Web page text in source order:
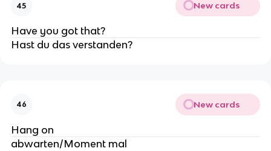
45 New cards
Have you got that?
Hast du das verstanden?
46 New cards
Hang on
abwarten/Moment mal